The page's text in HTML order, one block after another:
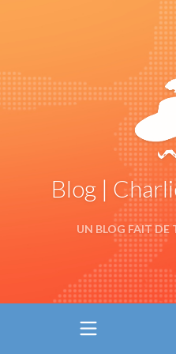
Blog |
UN BLOG FAIT DE